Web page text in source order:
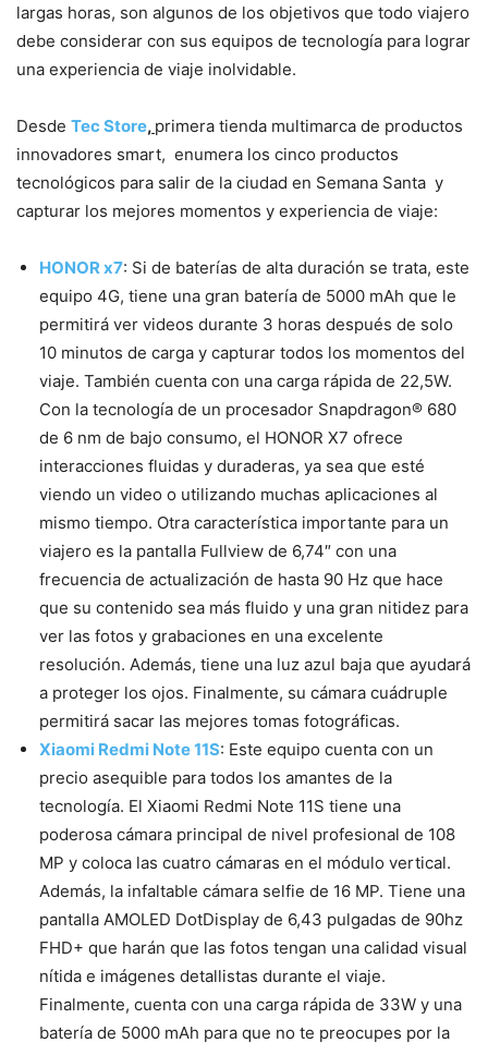
largas horas, son algunos de los objetivos que todo viajero
debe considerar con sus equipos de tecnología para lograr
una experiencia de viaje inolvidable.
Desde Tec Store, primera tienda multimarca de productos
innovadores smart, enumera los cinco productos
tecnológicos para salir de la ciudad en Semana Santa y
capturar los mejores momentos y experiencia de viaje:
HONOR x7: Si de baterías de alta duración se trata, este
equipo 4G, tiene una gran batería de 5000 mAh que le
permitirá ver videos durante 3 horas después de solo
10 minutos de carga y capturar todos los momentos del
viaje. También cuenta con una carga rápida de 22,5W.
Con la tecnología de un procesador Snapdragon® 680
de 6 nm de bajo consumo, el HONOR X7 ofrece
interacciones fluidas y duraderas, ya sea que esté
viendo un video o utilizando muchas aplicaciones al
mismo tiempo. Otra característica importante para un
viajero es la pantalla Fullview de 6,74″ con una
frecuencia de actualización de hasta 90 Hz que hace
que su contenido sea más fluido y una gran nitidez para
ver las fotos y grabaciones en una excelente
resolución. Además, tiene una luz azul baja que ayudará
a proteger los ojos. Finalmente, su cámara cuádruple
permitirá sacar las mejores tomas fotográficas.
Xiaomi Redmi Note 11S: Este equipo cuenta con un
precio asequible para todos los amantes de la
tecnología. El Xiaomi Redmi Note 11S tiene una
poderosa cámara principal de nivel profesional de 108
MP y coloca las cuatro cámaras en el módulo vertical.
Además, la infaltable cámara selfie de 16 MP. Tiene una
pantalla AMOLED DotDisplay de 6,43 pulgadas de 90hz
FHD+ que harán que las fotos tengan una calidad visual
nítida e imágenes detallistas durante el viaje.
Finalmente, cuenta con una carga rápida de 33W y una
batería de 5000 mAh para que no te preocupes por la